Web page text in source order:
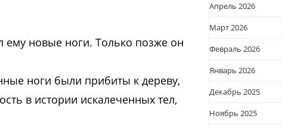
ему новые ноги. Только позже он
ноги были прибиты к дереву,
в истории искалеченных тел,
Апрель 2026
Март 2026
Февраль 2026
Январь 2026
Декабрь 2025
Ноябрь 2025